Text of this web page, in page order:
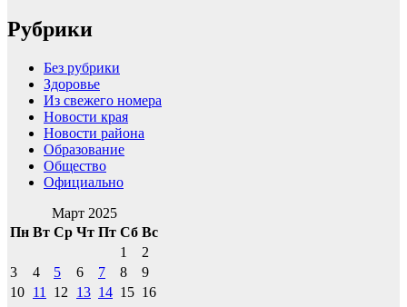
Рубрики
Без рубрики
Здоровье
Из свежего номера
Новости края
Новости района
Образование
Общество
Официально
Март 2025
Пн Вт Ср Чт Пт Сб Вс
1
2
3
4 5 6 7 8
9
10 11 12 13 14 15 16